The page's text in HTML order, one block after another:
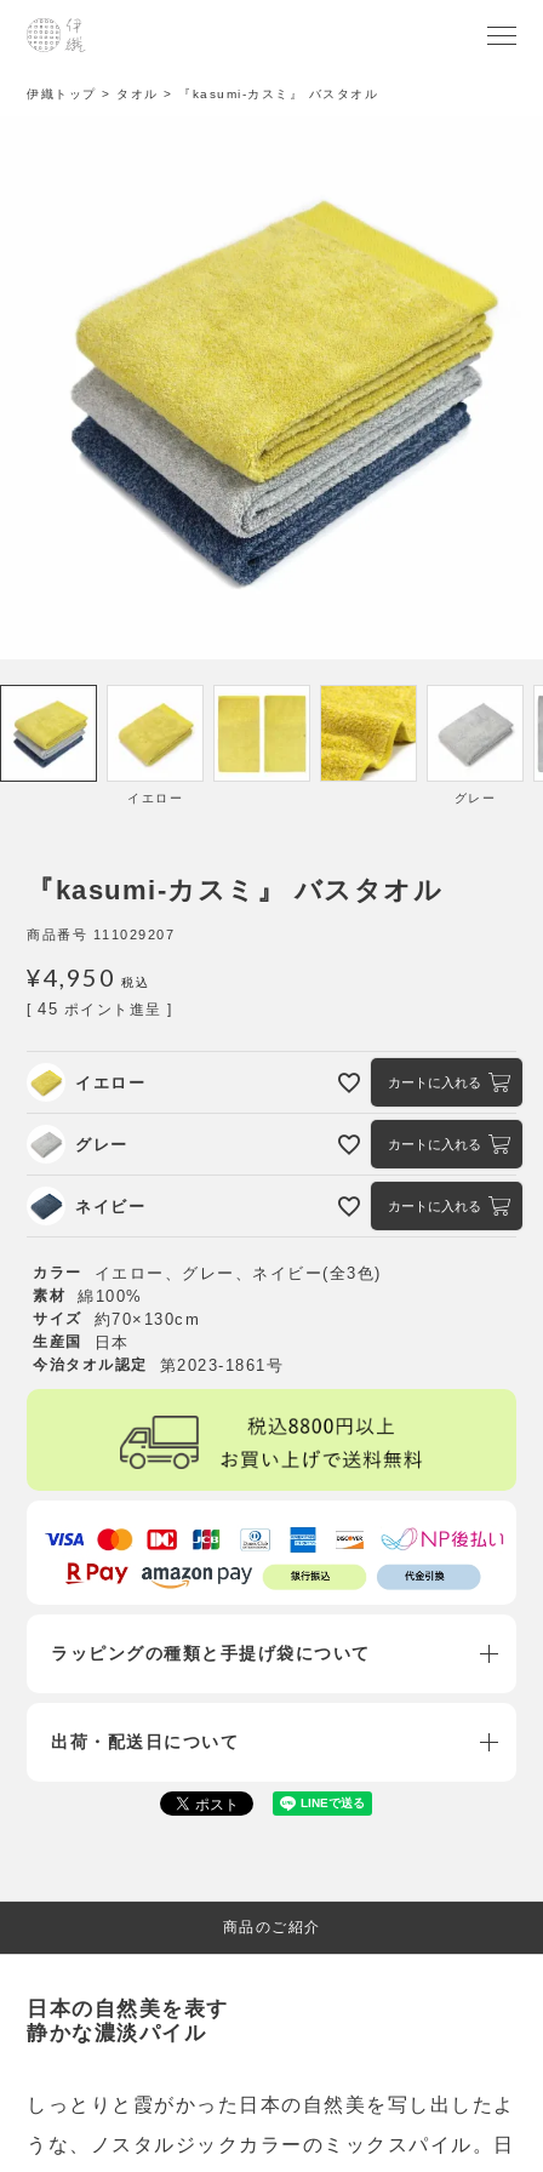
伊織トップ タオル 『kasumi-カスミ』 バスタオル
イエロー グレー
『kasumi-カスミ』 バスタオル
商品番号 111029207
¥4,950 税込
[ 45 ポイント進呈 ]
イエロー カートに入れる
グレー カートに入れる
ネイビー カートに入れる
カラー イエロー、グレー、ネイビー(全3色)
素材 綿100%
サイズ 約70×130cm
生産国 日本
今治タオル認定 第2023-1861号
ラッピングの種類と手提げ袋について
出荷・配送日について
商品のご紹介
日本の自然美を表す
静かな濃淡パイル
しっとりと霞がかった日本の自然美を写し出したよ
うな、ノスタルジックカラーのミックスパイル。日